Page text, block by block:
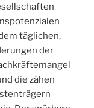
täglichen,
der
die zähen